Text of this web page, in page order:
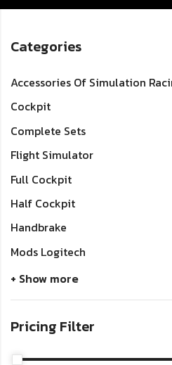
Categories
Accessories Of Simulation
Cockpit
Complete Sets
Flight Simulator
Full Cockpit
Half Cockpit
Handbrake
Mods Logitech
+ Show more
Pricing Filter